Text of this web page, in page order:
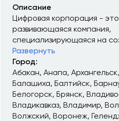
Описание
Цифровая корпорация -
развивающаяся компания,
специализирующаяся на
Развернуть
Город:
Абакан Анапа Архангельск
Балашиха Балтийск
Белогорск Брянск
Владикавказ Владимир
Волжский Воронеж